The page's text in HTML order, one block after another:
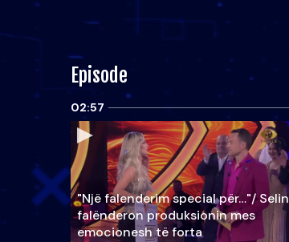
Episode
02:57
"Një falenderim special për…"/ Selin
falënderon produksionin mes
emocionesh të forta